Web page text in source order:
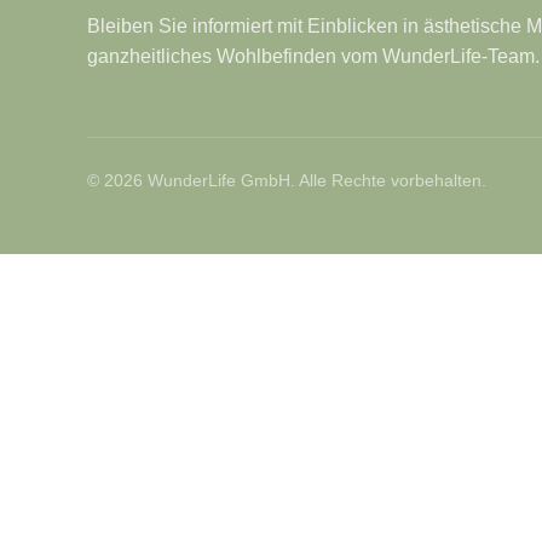
© 2026 WunderLife GmbH. Alle Rechte vorbehalten.
Bleiben Sie informiert mit Einblicken in ästhetische
ganzheitliches Wohlbefinden vom WunderLife-Team.